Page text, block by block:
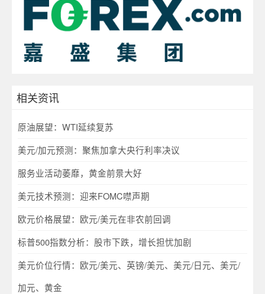
相关资讯
原油展望：WTI延续复苏
美元/加元预测：聚焦加拿大央行利率决议
服务业活动萎靡，黄金前景大好
美元技术预测：迎来FOMC噤声期
欧元价格展望：欧元/美元在非农前回调
标普500指数分析：股市下跌，增长担忧加剧
美元价位行情：欧元/美元、英镑/美元、美元/日元、美元/
加元、黄金